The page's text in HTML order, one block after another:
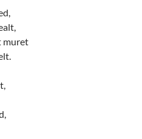
muret